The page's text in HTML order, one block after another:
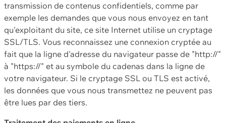
transmission de contenus confidentiels, comme par
exemple les demandes que vous nous envoyez en tant
qu'exploitant du site, ce site Internet utilise un cryptage
SSL/TLS. Vous reconnaissez une connexion cryptée au
fait que la ligne d'adresse du navigateur passe de "http://"
à "https://" et au symbole du cadenas dans la ligne de
votre navigateur. Si le cryptage SSL ou TLS est activé,
les données que vous nous transmettez ne peuvent pas
être lues par des tiers.